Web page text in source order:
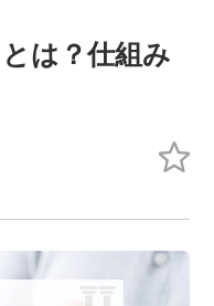
は？仕組み